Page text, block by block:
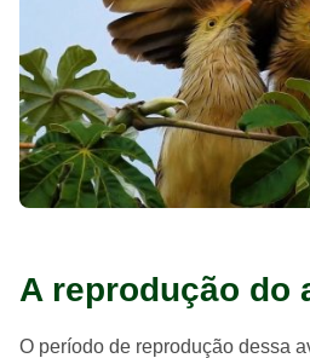
A reprodução do
O período de reprodução dessa